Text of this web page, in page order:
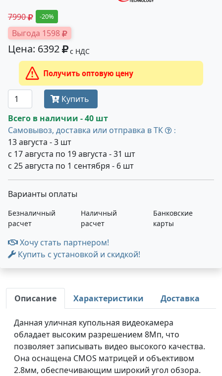
7990 -20%
Выгода 1598
Цена: 6392 с НДС
Получить оптовую цену
Купить
Всего в наличии - 40 шт
Самовывоз, доставка или отправка в ТК
:
13 августа - 3 шт
с 17 августа по 19 августа - 31 шт
с 25 августа по 1 сентября - 6 шт
Варианты оплаты
Безналичный
расчет
Наличный
расчет
Банковские
карты
Хочу стать партнером!
Купить с установкой и скидкой!
Описание Характеристики Доставка
Данная уличная купольная видеокамера
обладает высоким разрешением 8Мп, что
позволяет записывать видео высокого качества.
Она оснащена CMOS матрицей и объективом
2.8мм, обеспечивающим широкий угол обзора.